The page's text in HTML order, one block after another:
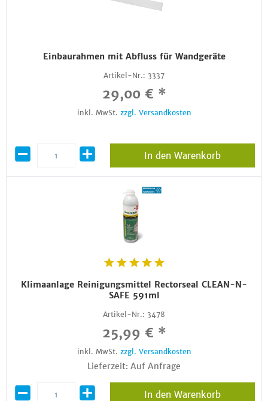
Einbaurahmen mit Abfluss für Wandgeräte
Artikel-Nr.: 3337
29,00 € *
inkl. MwSt. zzgl. Versandkosten
In den Warenkorb
Klimaanlage Reinigungsmittel Rectorseal CLEAN-N-
SAFE 591ml
Artikel-Nr.: 3478
25,99 € *
inkl. MwSt. zzgl. Versandkosten
Lieferzeit: Auf Anfrage
In den Warenkorb